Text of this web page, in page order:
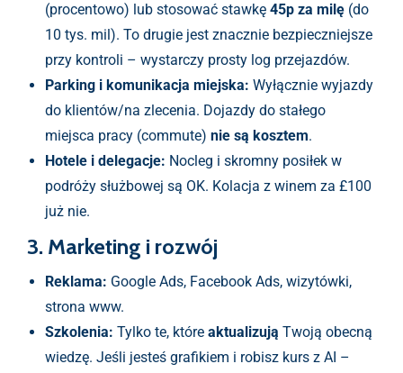
(procentowo) lub stosować stawkę 45p za milę (do
10 tys. mil). To drugie jest znacznie bezpieczniejsze
przy kontroli – wystarczy prosty log przejazdów.
Parking i komunikacja miejska: Wyłącznie wyjazdy
do klientów/na zlecenia. Dojazdy do stałego
miejsca pracy (commute) nie są kosztem.
Hotele i delegacje: Nocleg i skromny posiłek w
podróży służbowej są OK. Kolacja z winem za £100
już nie.
3. Marketing i rozwój
Reklama: Google Ads, Facebook Ads, wizytówki,
strona www.
Szkolenia: Tylko te, które aktualizują Twoją obecną
wiedzę. Jeśli jesteś grafikiem i robisz kurs z AI –